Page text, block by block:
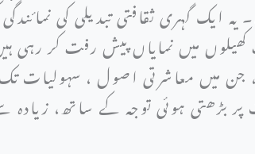
گہری ثقافتی تبدیلی کی
میں نمایاں پیش رفت کر رہی
جن میں معاشرتی اصول ، سہولیات
بڑھتی ہوئی توجہ کے ساتھ، زیادہ